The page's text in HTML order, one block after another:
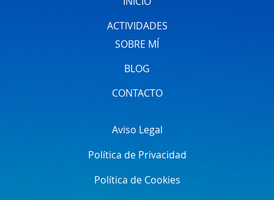
ACTIVIDADES
SOBRE MÍ
BLOG
CONTACTO
Aviso Legal
Política de Privacidad
Política de Cookies